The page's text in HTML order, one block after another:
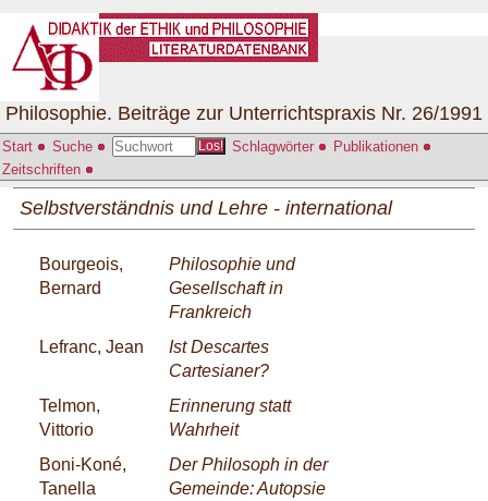
Start Suche Los! Schlagwörter
Publikationen
Zeitschriften
Philosophie. Beiträge zur Unterrichtspraxis Nr. 26/1991
Selbstverständnis und Lehre - international
Bourgeois,
Bernard
Philosophie und
Gesellschaft in
Frankreich
Lefranc, Jean
Ist Descartes
Cartesianer?
Telmon,
Vittorio
Erinnerung statt
Wahrheit
Boni-Koné,
Tanella
Der Philosoph in der
Gemeinde: Autopsie